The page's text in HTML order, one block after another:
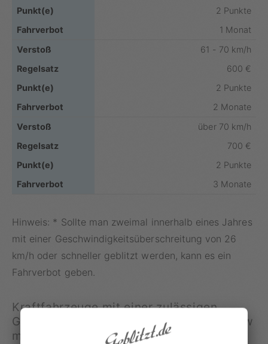
2 Punkte
1 Monat
61 - 70 km/h
600 €
2 Punkte
2 Monate
über 70 km/h
700 €
2 Punkte
3 Monate
Hinweis: * Sollte man zweimal innerhalb eines Jahres
mit einer Geschwindigkeitsüberschreitung von 26
km/h oder schneller geblitzt werden, kann es ein
Fahrverbot geben.
Kraftfahrzeuge mit einer zulässigen
Gesamtmasse über 3,5 t bis 7,5 t und Pkw
mit Anhänger